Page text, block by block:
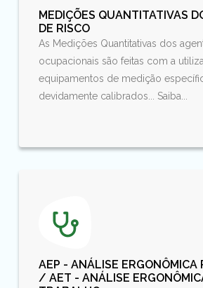
MEDIÇÕES QUANTITATIVAS
DE RISCO
As Medições Quantitativas dos
ocupacionais são feitas com a
equipamentos de medição
devidamente calibrados... Saiba...
AEP - ANÁLISE ERGONÔMICA
/ AET - ANÁLISE